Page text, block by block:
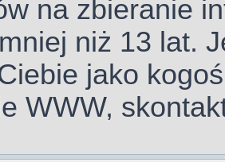
na zbieranie
niż 13 lat.
jako
WWW,